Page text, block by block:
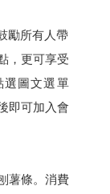
勵所有人帶
，更可享受
選圖文選單
即可加入會
薯條。消費